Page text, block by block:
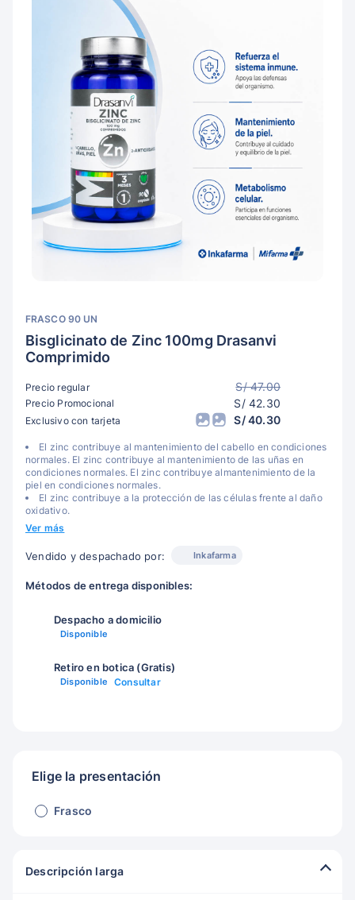
FRASCO 90 UN
Bisglicinato de Zinc 100mg Drasanvi
Comprimido
Precio regular S/ 47.00
Precio Promocional S/ 42.30
Exclusivo con tarjeta S/ 40.30
El zinc contribuye al mantenimiento del cabello en condiciones
normales. El zinc contribuye al mantenimiento de las uñas en
condiciones normales. El zinc contribuye almantenimiento de la
piel en condiciones normales.
El zinc contribuye a la protección de las células frente al daño
oxidativo.
Ver más
Vendido y despachado por: Inkafarma
Métodos de entrega disponibles:
Despacho a domicilio
Disponible
Retiro en botica (Gratis)
Disponible Consultar
Elige la presentación
Frasco
Descripción larga